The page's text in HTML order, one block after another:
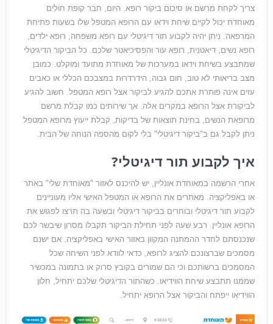
צריך לקחת מרשם או סיכום ביקור רופא. היום, חבר קופת חולים
מאוחדת יכול לקיים שיחת וידאו עם הרופא המטפל שלו בשעות פתיחת
המרפאה. ניתן יהיה לקבוע תור דיגיטלי עם רופא משפחה, רופא ילדים,
רופא נשים, דיאטנית, רופא עור והפסיכיאטר שלכם. כל הביקור הדיגיטלי
שמתבצע בשיחת וידאו במערכות של מאוחדת מתועד ומוקלט. כמובן
מצב בריאותי לא טוב, חום גבוה, הידרדרות במצבכם הכללי או כאבים
עזים אינה פותרת אתכם להגיע לביקור אצל רופא המטפל. חשוב להגיע
לביקורת אצל הרופא במקרים אלה. אך שירותים כמו קבלת מרשם
מרופאת הנשים, בחינת תוצאות של בדיקות, קבלת ייעוץ מרופא המטפל
ניתן לקבל גם ב"ביקור דיגיטלי" בלי לקום מהספה הנוחה של הבית.
איך לקבוע תור דיגיטלי?
אחרי הרשמה במאוחדת אונליין, יש להיכנס לאזור "מאוחדת שלי" באתר
או באפליקציה. מאתרים את הרופא או המטפל האישי אליו מעוניינים
לקבוע תור דיגיטלי ובוחרים בביקור דיגיטלי ובשעה בה תרצו לפגוש את
הרופא אונליין. רבע שעה לפני תחילת הביקור תקבלו מסרון שיבשר לכם
שנכנסתם לחדר ההמתנה המקוון באזור האישי באפליקציה. אם ישנם
מסמכים שברצונכם להציג לרופא, כדאי לוודא לפני השיחה שכל
המסמכים ברשותכם וכי הם שמורים בקובץ סרוק או בתמונה במכשיר
שממנו תתבצע שיחת הווידיאו. כשהתור הדיגיטלי שלכם יתחיל, חלון
הווידיאו ייפתח והביקור אצל הרופא יתחיל.